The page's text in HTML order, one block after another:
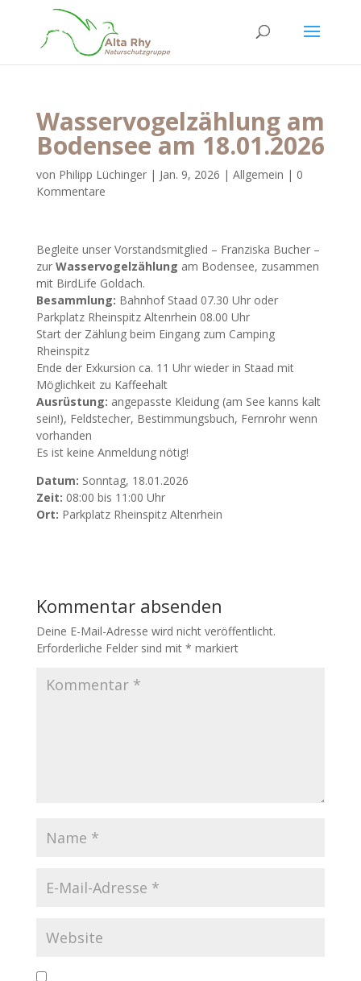
Wasservogelzählung am
Bodensee am 18.01.2026
von Philipp Lüchinger| Jan. 9, 2026 | Allgemein | 0
Kommentare
Begleite unser Vorstandsmitglied – Franziska Bucher –
zur Wasservogelzählung am Bodensee, zusammen
mit BirdLife Goldach.
Besammlung: Bahnhof Staad 07.30 Uhr oder
Parkplatz Rheinspitz Altenrhein 08.00 Uhr
Start der Zählung beim Eingang zum Camping
Rheinspitz
Ende der Exkursion ca. 11 Uhr wieder in Staad mit
Möglichkeit zu Kaffeehalt
Ausrüstung: angepasste Kleidung (am See kanns kalt
sein!), Feldstecher, Bestimmungsbuch, Fernrohr wenn
vorhanden
Es ist keine Anmeldung nötig!
Datum: Sonntag, 18.01.2026
Zeit: 08:00 bis 11:00 Uhr
Ort: Parkplatz Rheinspitz Altenrhein
Kommentar absenden
Deine E-Mail-Adresse wird nicht veröffentlicht.
Erforderliche Felder sind mit * markiert